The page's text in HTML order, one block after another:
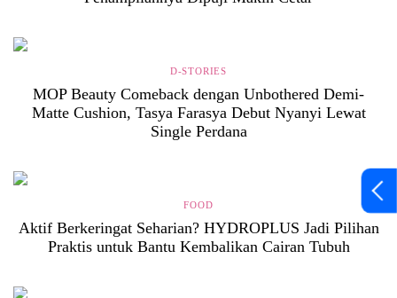
D-STORIES
MOP Beauty Comeback dengan Unbothered Demi-
Matte Cushion, Tasya Farasya Debut Nyanyi Lewat
Single Perdana
FOOD
Aktif Berkeringat Seharian? HYDROPLUS Jadi Pilihan
Praktis untuk Bantu Kembalikan Cairan Tubuh